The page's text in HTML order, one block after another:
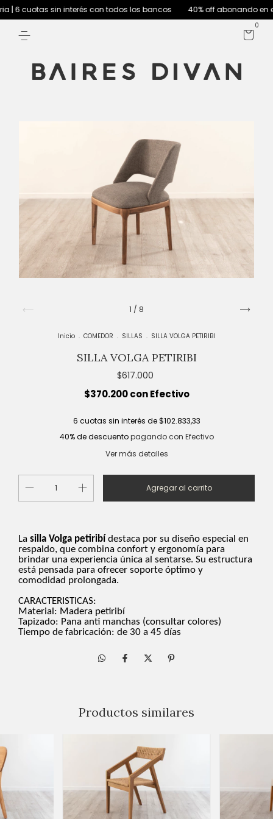
6 cuotas sin interés con todos los bancos 40% off abonando en
0
1 / 8
Inicio . COMEDOR . SILLAS . SILLA VOLGA PETIRIBI
SILLA VOLGA PETIRIBI
$617.000
$370.200con Efectivo
6 cuotas sin interés de$102.833,33
40% de descuentopagando con Efectivo
Ver más detalles
La silla Volga petiribí destaca por su diseño especial en
respaldo, que combina confort y ergonomía para
brindar una experiencia única al sentarse. Su estructura
está pensada para ofrecer soporte óptimo y
comodidad prolongada.
CARACTERISTICAS:
Material: Madera petiribí
Tapizado: Pana anti manchas (consultar colores)
Tiempo de fabricación: de 30 a 45 días
Productos similares